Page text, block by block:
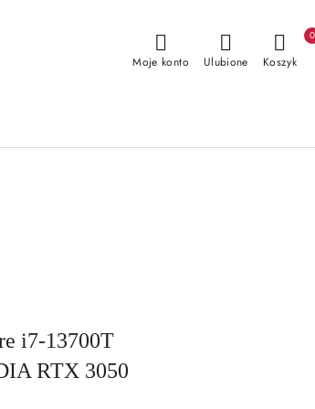
Moje konto Ulubione Koszyk
0
i7-13700T
RTX 3050